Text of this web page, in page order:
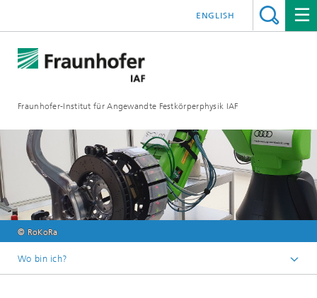
Fraunhofer-Institut für Angewandte Festkörperphysik IAF
ENGLISH
© RoKoRa
Wo bin ich?